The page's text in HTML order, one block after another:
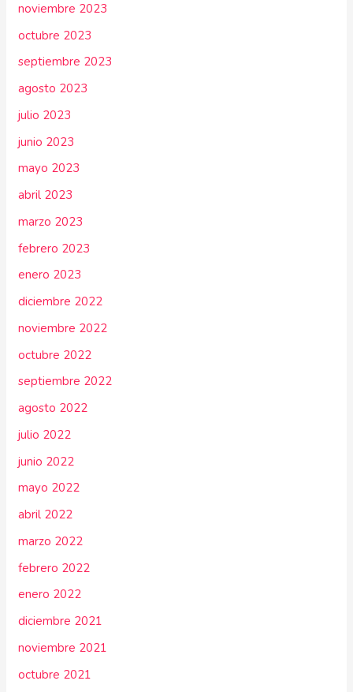
noviembre 2023
octubre 2023
septiembre 2023
agosto 2023
julio 2023
junio 2023
mayo 2023
abril 2023
marzo 2023
febrero 2023
enero 2023
diciembre 2022
noviembre 2022
octubre 2022
septiembre 2022
agosto 2022
julio 2022
junio 2022
mayo 2022
abril 2022
marzo 2022
febrero 2022
enero 2022
diciembre 2021
noviembre 2021
octubre 2021